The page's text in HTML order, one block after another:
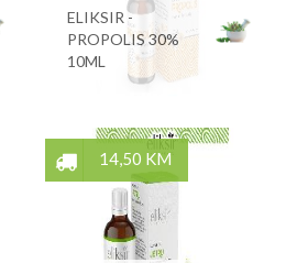
ELIKSIR -
PROPOLIS 30%
10ML
14,50 KM